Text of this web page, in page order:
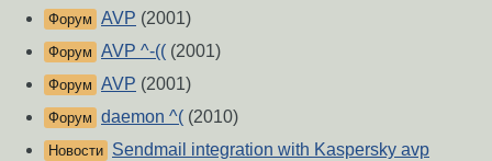
Форум AVP (2001)
Форум AVP ^-(( (2001)
Форум AVP (2001)
Форум daemon ^( (2010)
Новости Sendmail integration with Kaspersky avp